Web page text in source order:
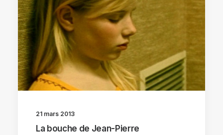
21 mars 2013
La bouche de Jean-Pierre